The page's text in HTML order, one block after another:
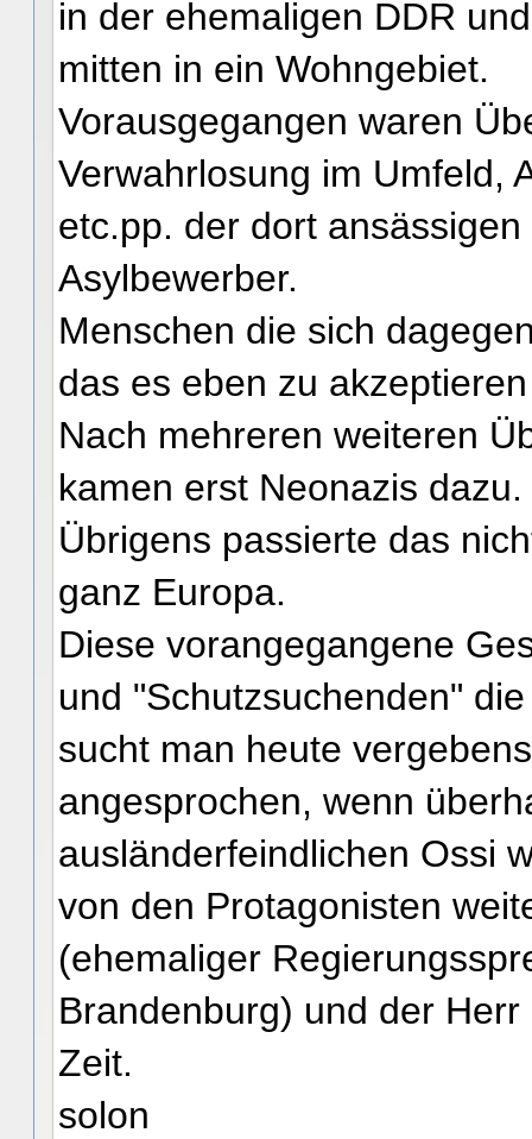
in der ehemaligen DDR
mitten in ein Wohngebiet.
Vorausgegangen waren
Verwahrlosung im Umfeld,
etc.pp. der dort
Asylbewerber.
Menschen die sich
das es eben zu
Nach mehreren weiteren
kamen erst Neonazis dazu.
Übrigens passierte das
ganz Europa.
Diese vorangegangene
und "Schutzsuchenden"
sucht man heute
angesprochen, wenn
ausländerfeindlichen Ossi
von den Protagonisten
(ehemaliger
Brandenburg) und der
Zeit.
solon